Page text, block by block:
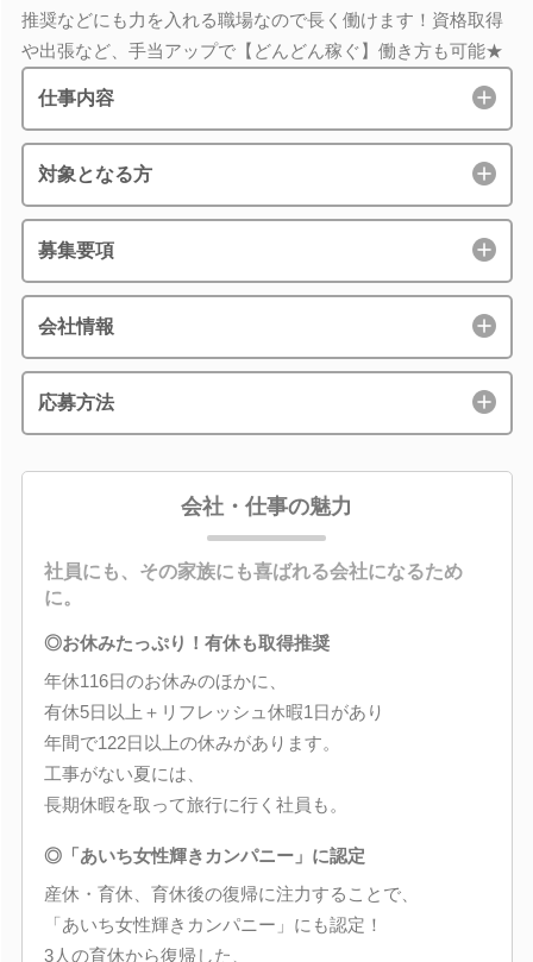
推奨などにも力を入れる職場なので長く働けます！資格取得
や出張など、手当アップで【どんどん稼ぐ】働き方も可能★
仕事内容
対象となる方
募集要項
会社情報
応募方法
会社・仕事の魅力
社員にも、その家族にも喜ばれる会社になるため
に。
◎お休みたっぷり！有休も取得推奨
年休116日のお休みのほかに、
有休5日以上＋リフレッシュ休暇1日があり
年間で122日以上の休みがあります。
工事がない夏には、
長期休暇を取って旅行に行く社員も。
◎「あいち女性輝きカンパニー」に認定
産休・育休、育休後の復帰に注力することで、
「あいち女性輝きカンパニー」にも認定！
3人の育休から復帰した、